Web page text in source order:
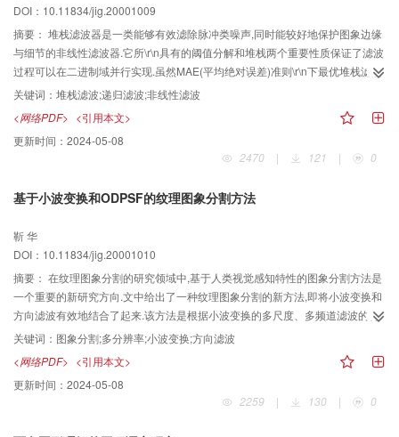
DOI：10.11834/jig.20001009
摘要： 堆栈滤波器是一类能够有效滤除脉冲类噪声,同时能较好地保护图象边缘
与细节的非线性滤波器.它所\r\n具有的阈值分解和堆栈两个重要性质保证了滤波
过程可以在二进制域并行实现.虽然MAE(平均绝对误差)准则\r\n下最优堆栈滤波
器可由LMA(最小平均绝对误差)算法给出,但直接推导得到的滤波器仍属于非递
归型滤波器.基\r\n于此,提出了MAE准则下最优堆栈滤波器的递归实现方法.该方
法不仅采取直接递归和最优递归两种方案实现递\r\n归,而且后者更好地解决了信
号与滤波器的匹配问题.仿真结果表明,尽管二者的边缘细节保护特性相似,但递归
关键词： 堆栈滤波;递归滤波;非线性滤波
<网络PDF> <引用本文>
更新时间： 2024-05-08
2470
| 121 | 0
基于小波变换和ODPSF的纹理图象分割方法
靳 华
DOI：10.11834/jig.20001010
摘要： 在纹理图象分割的研究领域中,基于人类视觉感知特性的图象分割方法是
一个重要的新研究方向.文中给出了一种纹理图象分割的新方法,即将小波变换和
方向滤波有效地结合了起来.该方法是根据小波变换的多尺度、多频道滤波的特
点,采用小波包提取纹理主频,然后用一种二维最佳正交极可分方向滤波器对纹理
有关方向和频率等其他特征进行分割.实验结果表明,这种方法能够获得较好的分
割效果.
关键词： 图象分割;多分辨率;小波变换;方向滤波
<网络PDF> <引用本文>
更新时间： 2024-05-08
2259
| 130 | 0